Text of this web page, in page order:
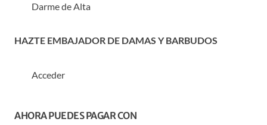
Darme de Alta
HAZTE EMBAJADOR DE DAMAS Y BARBUDOS
Acceder
AHORA PUEDES PAGAR CON